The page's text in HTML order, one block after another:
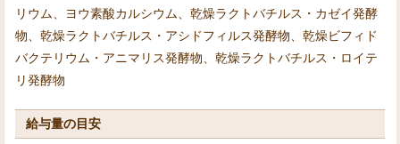
リウム、ヨウ素酸カルシウム、乾燥ラクトバチルス・カゼイ発酵
物、乾燥ラクトバチルス・アシドフィルス発酵物、乾燥ビフィド
バクテリウム・アニマリス発酵物、乾燥ラクトバチルス・ロイテ
リ発酵物
給与量の目安